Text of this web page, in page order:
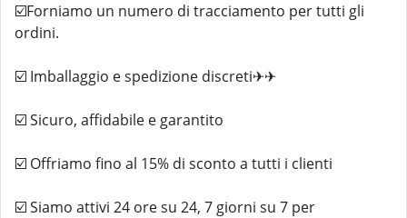
☑️Forniamo un numero di tracciamento per tutti gli
ordini.
☑️ Imballaggio e spedizione discreti✈✈
☑️ Sicuro, affidabile e garantito
☑️ Offriamo fino al 15% di sconto a tutti i clienti
☑️ Siamo attivi 24 ore su 24, 7 giorni su 7 per